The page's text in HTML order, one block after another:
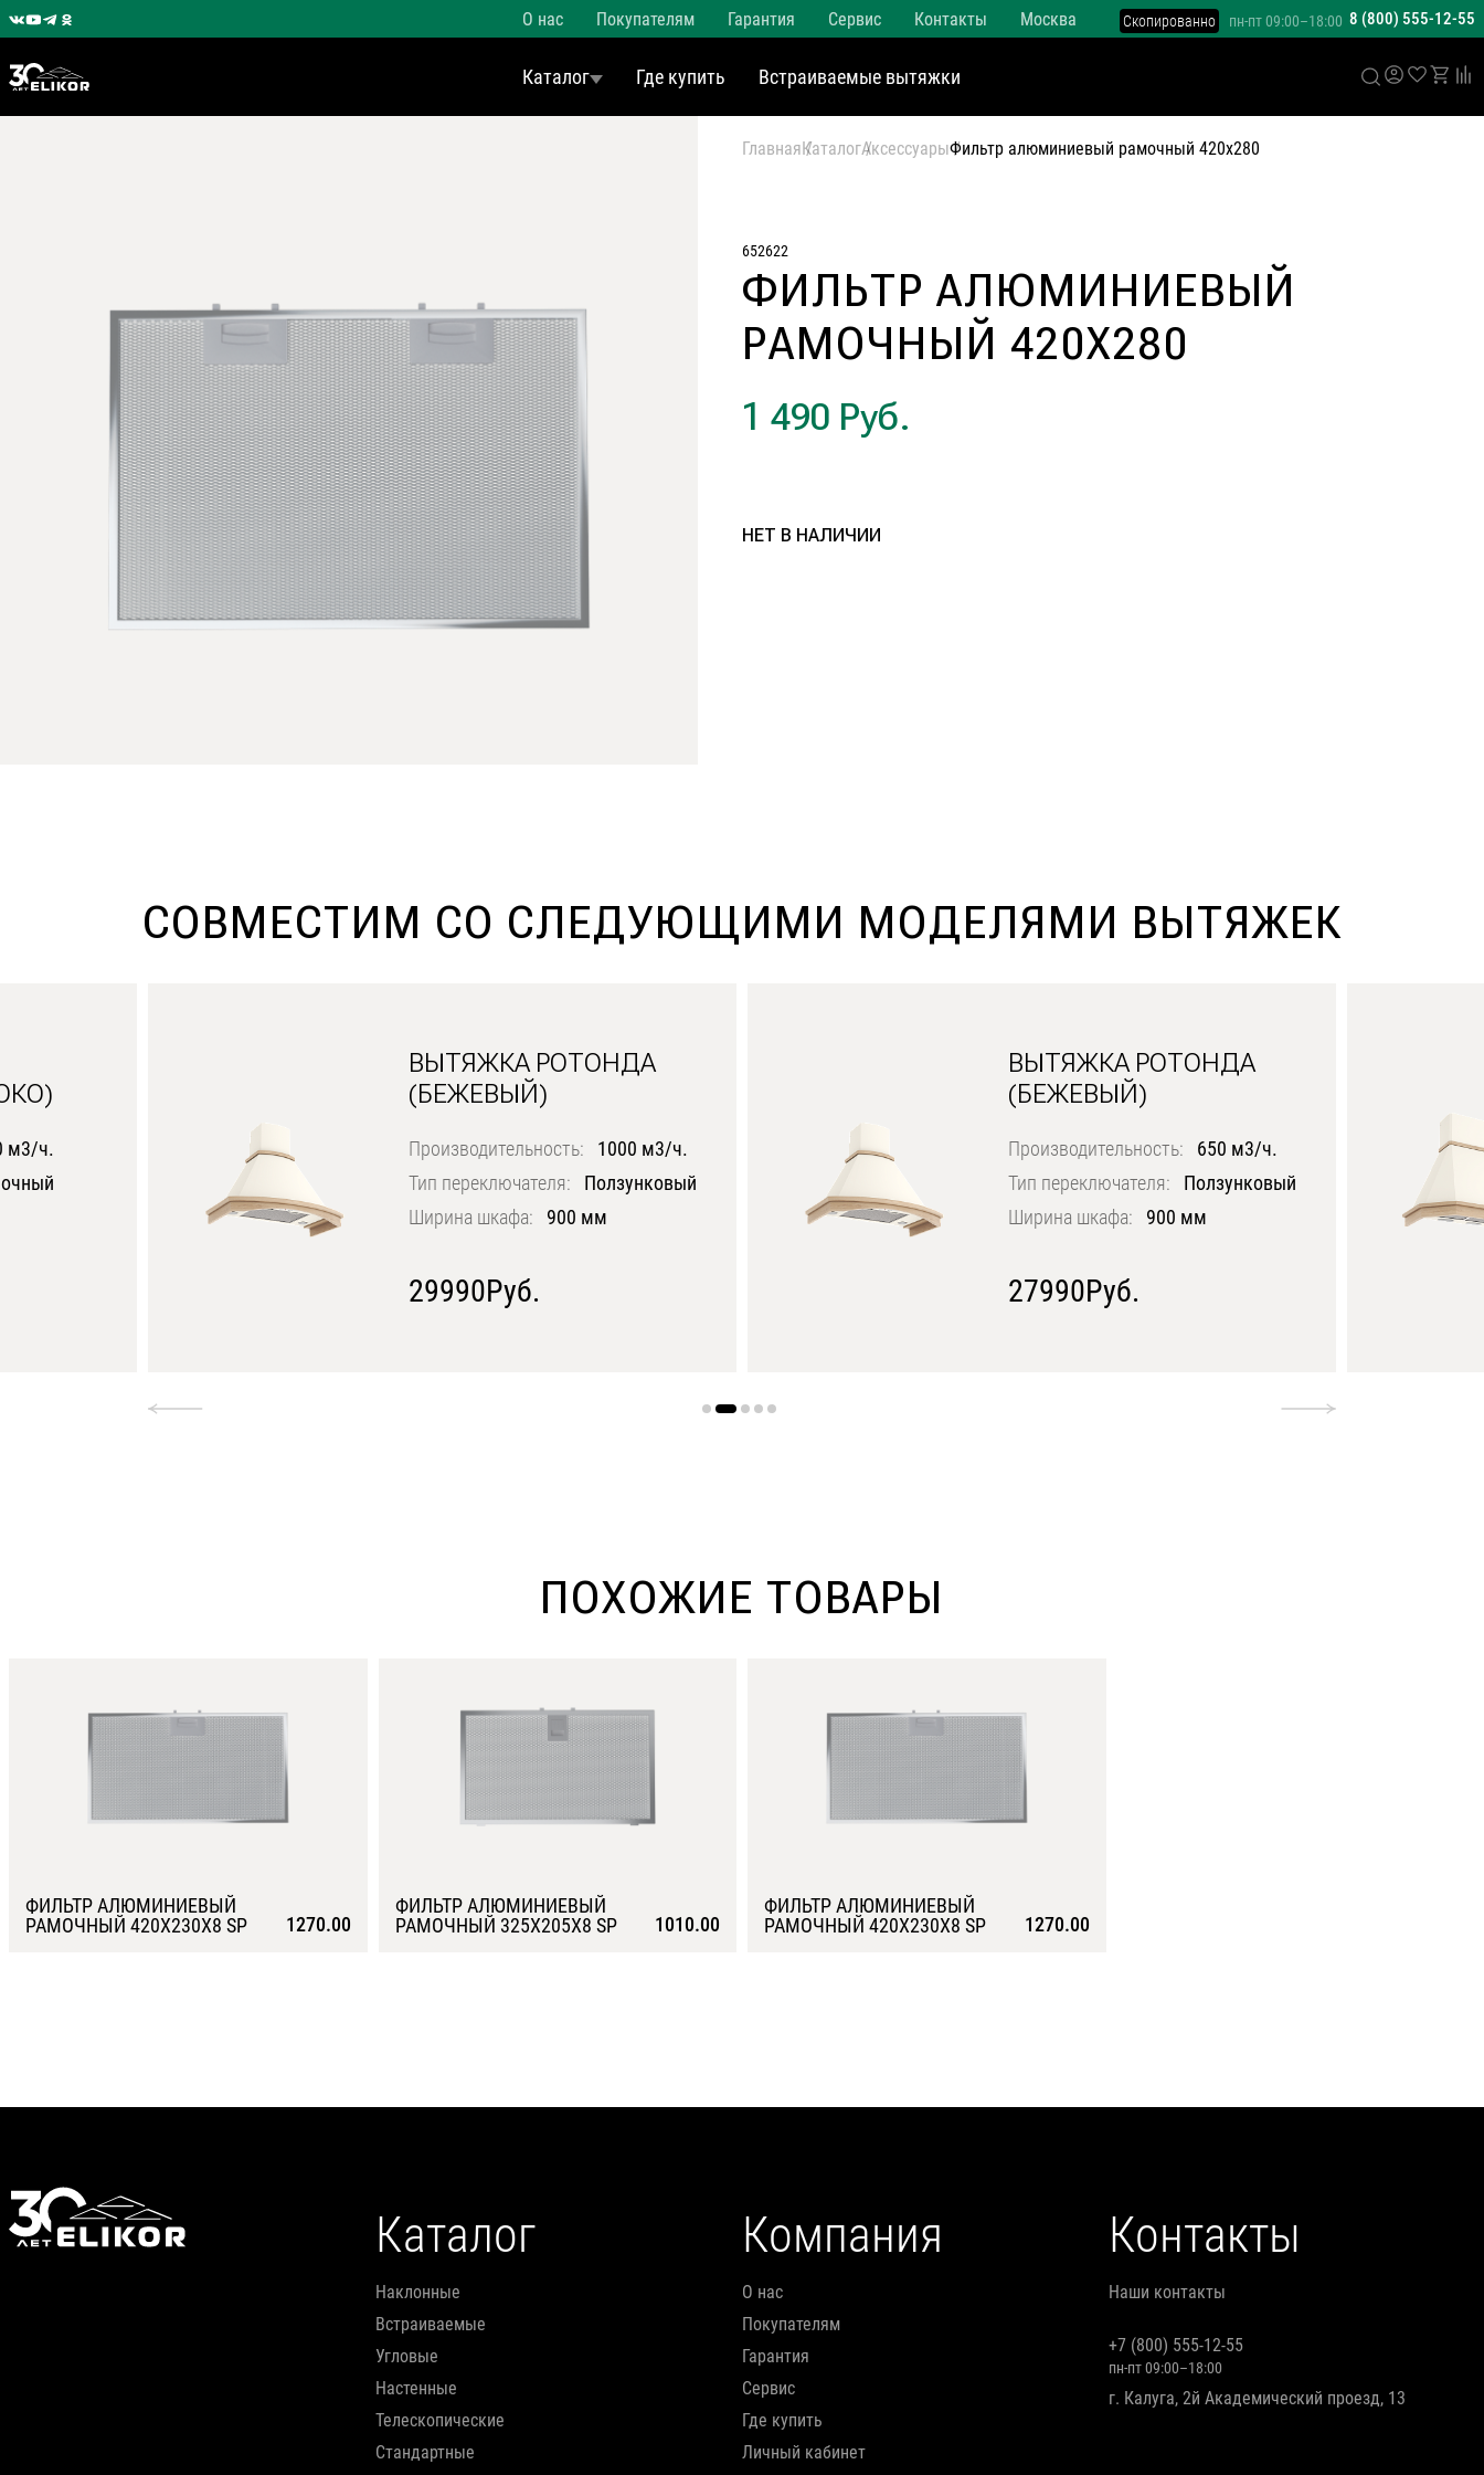
О нас Покупателям Гарантия Сервис Контакты Москва пн-пт 09:00–18:00 8 (800) 555-12-55
Скопированно
Каталог Где купить Встраиваемые вытяжки
ГлавнаяКаталогАксессуарыФильтр алюминиевый рамочный 420х280
652622
ФИЛЬТР АЛЮМИНИЕВЫЙ
РАМОЧНЫЙ 420Х280
1 490 Руб.
НЕТ В НАЛИЧИИ
СОВМЕСТИМ СО СЛЕДУЮЩИМИ МОДЕЛЯМИ ВЫТЯЖЕК
м3/ч.
ВЫТЯЖКА РОТОНДА
(БЕЖЕВЫЙ)
Производительность:
1000 м3/ч.
Тип переключателя:
Ползунковый
Ширина шкафа:
900 мм
29990Руб.
ВЫТЯЖКА РОТОНДА
(БЕЖЕВЫЙ)
Производительность:
650 м3/ч.
Тип переключателя:
Ползунковый
Ширина шкафа:
900 мм
27990Руб.
ПОХОЖИЕ ТОВАРЫ
ФИЛЬТР АЛЮМИНИЕВЫЙ
РАМОЧНЫЙ 420Х230Х8 SP
1270.00
ФИЛЬТР АЛЮМИНИЕВЫЙ
РАМОЧНЫЙ 325Х205Х8 SP
1010.00
ФИЛЬТР АЛЮМИНИЕВЫЙ
РАМОЧНЫЙ 420Х230Х8 SP
1270.00
Каталог
наклонные
встраиваемые
угловые
настенные
телескопические
стандартные
Компания
О нас
Покупателям
Гарантия
Сервис
Где купить
Личный кабинет
Контакты
Наши контакты
+7 (800) 555-12-55
пн-пт 09:00–18:00
г. Калуга, 2й Академический проезд, 13